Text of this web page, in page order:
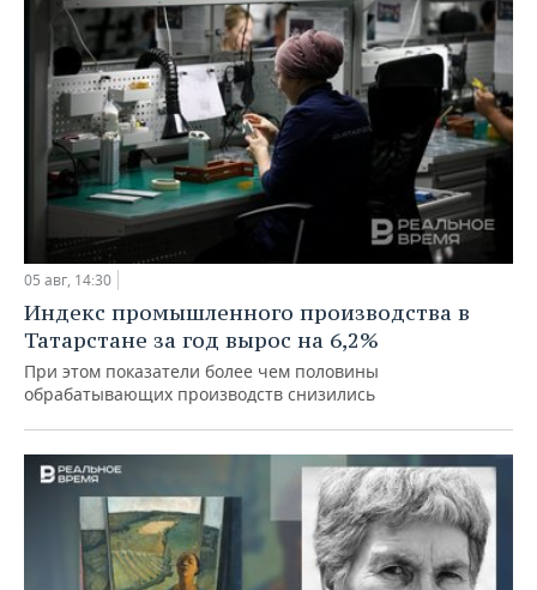
05 авг, 14:30
Индекс промышленного производства в
Татарстане за год вырос на 6,2%
При этом показатели более чем половины
обрабатывающих производств снизились